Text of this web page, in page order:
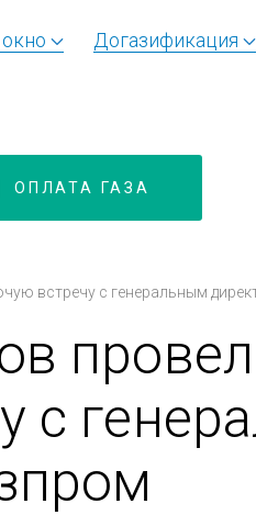
Догазификация
ОПЛАТА ГАЗА
встречу с генеральным
провел
с